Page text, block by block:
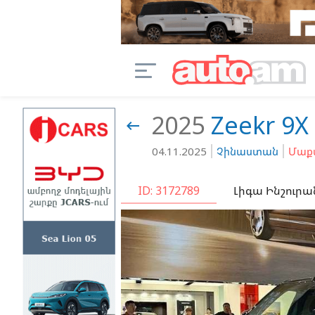
 2025 Zeekr
04.11.2025 Չինաստան
ID: 3172789 Լիգա